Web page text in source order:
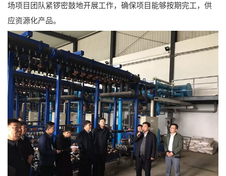
场项目团队紧锣密鼓地开展工作，确保项目能够按期完工，供
应资源化产品。